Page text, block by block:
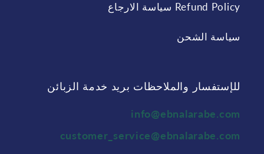
Refund Policy سياسة الارجاع
سياسة الشحن
للإستفسار والملاحظات بريد خدمة الزبائن
info@ebnalarabe.com
customer_service@ebnalarabe.com